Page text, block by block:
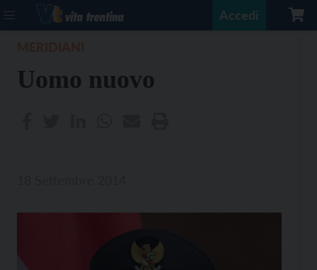
Accedi
Uomo nuovo